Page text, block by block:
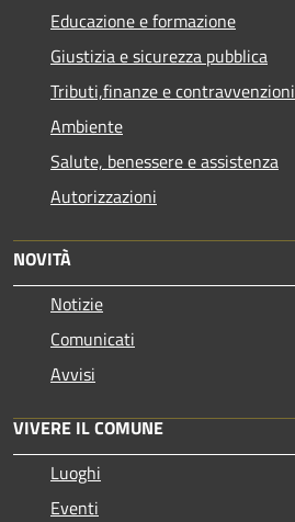
Educazione e formazione
Giustizia e sicurezza pubblica
Tributi,finanze e contravvenzioni
Ambiente
Salute, benessere e assistenza
Autorizzazioni
NOVITÀ
Notizie
Comunicati
Avvisi
VIVERE IL COMUNE
Luoghi
Eventi